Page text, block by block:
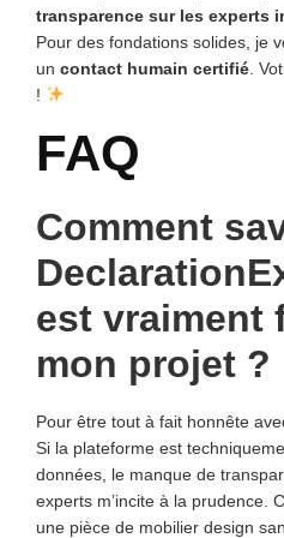
transparence sur les experts
Pour des fondations solides, je
un contact humain certifié .
!
FAQ
Comment
est vraiment
mon projet ?
Pour être tout à fait honnête
Si la plateforme est
données, le manque de
experts m’incite à la prudence.
une pièce de mobilier design